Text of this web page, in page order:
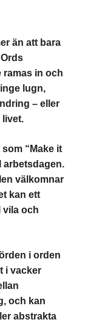
än att bara
ramas in och
lugn,
– eller
livet.
“Make it
arbetsdagen.
välkomnar
kan ett
vila och
i orden
i vacker
och kan
abstrakta